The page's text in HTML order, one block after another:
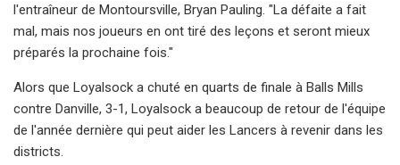
l'entraîneur de Montoursville, Bryan Pauling. "La défaite a fait
mal, mais nos joueurs en ont tiré des leçons et seront mieux
préparés la prochaine fois."
Alors que Loyalsock a chuté en quarts de finale à Balls Mills
contre Danville, 3-1, Loyalsock a beaucoup de retour de l'équipe
de l'année dernière qui peut aider les Lancers à revenir dans les
districts.